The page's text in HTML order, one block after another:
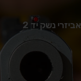
אביזרי נשק יד 2